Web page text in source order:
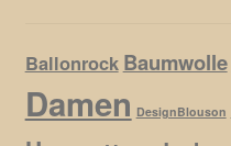
Ballonrock Baumwolle
Damen DesignBlouson